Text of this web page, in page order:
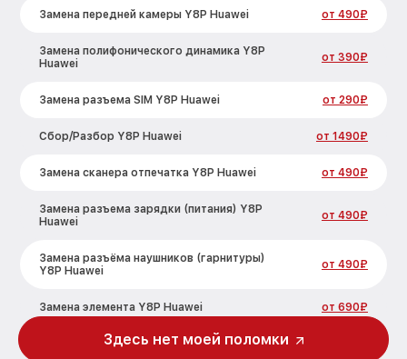
Замена передней камеры Y8P Huawei от 490₽
Замена полифонического динамика Y8P
Huawei
от 390₽
Замена разъема SIM Y8P Huawei от 290₽
Сбор/Разбор Y8P Huawei от 1490₽
Замена сканера отпечатка Y8P Huawei от 490₽
Замена разъема зарядки (питания) Y8P
Huawei
от 490₽
Замена разъёма наушников (гарнитуры)
Y8P Huawei
от 490₽
Замена элемента Y8P Huawei от 690₽
Замена NFC антенны Y8P Huawei
Здесь нет моей поломки